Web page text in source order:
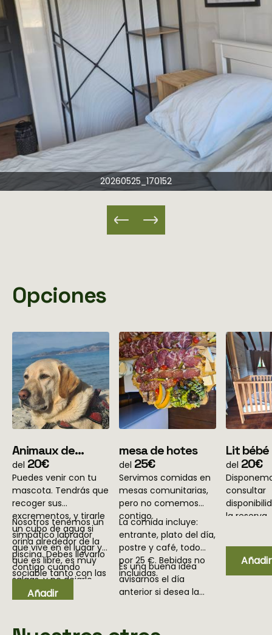
20260525_170152
Opciones
Animaux de
compagnie
del 20€
Puedes venir con tu
mascota. Tendrás que
recoger sus
excrementos, y tirarle
un cubo de agua si
orina alrededor de la
piscina. Debes llevarlo
contigo cuando
salgas, y no dejarlo
solo en tu alojamiento.
Nosotros tenemos un
simpático labrador
que vive en el lugar y
que es libre, es muy
sociable tanto con las
personas como con
otros animales; No
Añadir
mesa de hotes
del 25€
Servimos comidas en
mesas comunitarias,
pero no comemos
contigo.
La comida incluye:
entrante, plato del día,
postre y café, todo
por 25 €. Bebidas no
incluidas.
Es una buena idea
avisarnos el día
anterior si desea la
solicitudes de último
Lit bébé
del 20€
consultar
la reserva.
Añadir